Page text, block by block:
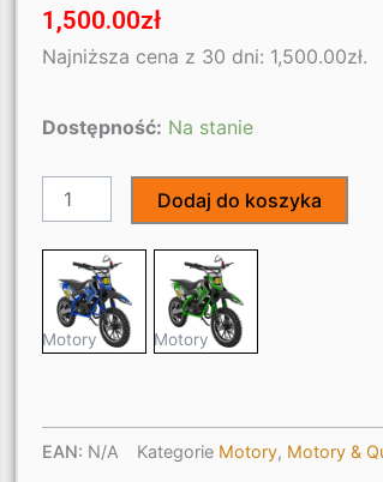
1,500.00zł
Najniższa cena z 30 dni: 1,500.00zł.
Dostępność: Na stanie
ilość
Spalinowy
50cc
Czerwony
Renegade
50R
Dodaj do koszyka
Motory Motory
EAN: N/A Kategorie Motory, Motory &